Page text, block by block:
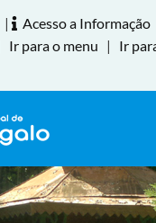
| Acesso a Informação
Ir para o menu |
Ir